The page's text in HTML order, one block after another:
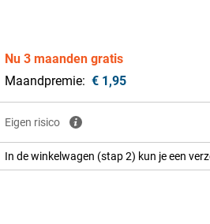
Nu 3 maanden gratis
Maandpremie: € 1,95
Eigen risico
In de winkelwagen (stap 2) kun je een